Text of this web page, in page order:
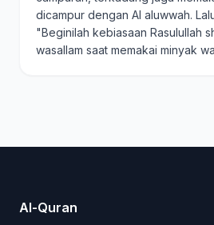
dicampur dengan Al aluwwah.
"Beginilah kebiasaan Rasulullah
wasallam saat memakai minyak
Al-Quran